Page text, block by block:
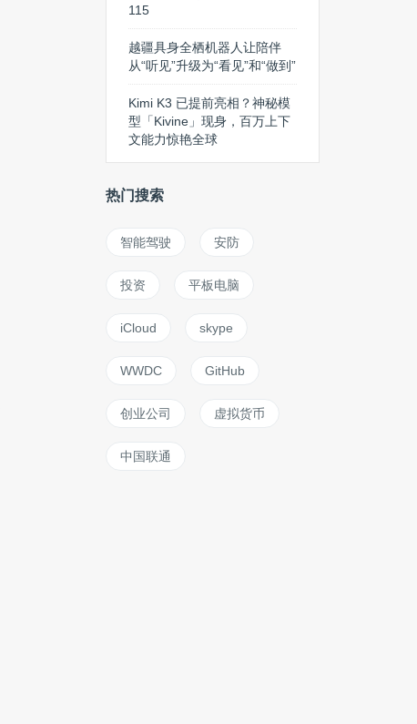
115
越疆具身全栖机器人让陪伴
从“听见”升级为“看见”和“做到”
Kimi K3 已提前亮相？神秘模
型「Kivine」现身，百万上下
文能力惊艳全球
热门搜索
智能驾驶 安防
投资 平板电脑
iCloud skype
WWDC GitHub
创业公司 虚拟货币
中国联通